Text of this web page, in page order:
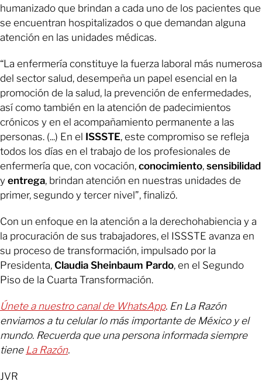
humanizado que brindan a cada uno de los pacientes que
se encuentran hospitalizados o que demandan alguna
atención en las unidades médicas.
“La enfermería constituye la fuerza laboral más numerosa
del sector salud, desempeña un papel esencial en la
promoción de la salud, la prevención de enfermedades,
así como también en la atención de padecimientos
crónicos y en el acompañamiento permanente a las
personas. (...) En el ISSSTE, este compromiso se refleja
todos los días en el trabajo de los profesionales de
enfermería que, con vocación, conocimiento, sensibilidad
y entrega, brindan atención en nuestras unidades de
primer, segundo y tercer nivel”, finalizó.
Con un enfoque en la atención a la derechohabiencia y a
la procuración de sus trabajadores, el ISSSTE avanza en
su proceso de transformación, impulsado por la
Presidenta, Claudia Sheinbaum Pardo, en el Segundo
Piso de la Cuarta Transformación.
Únete a nuestro canal de WhatsApp. En La Razón
enviamos a tu celular lo más importante de México y el
mundo. Recuerda que una persona informada siempre
tiene La Razón.
JVR